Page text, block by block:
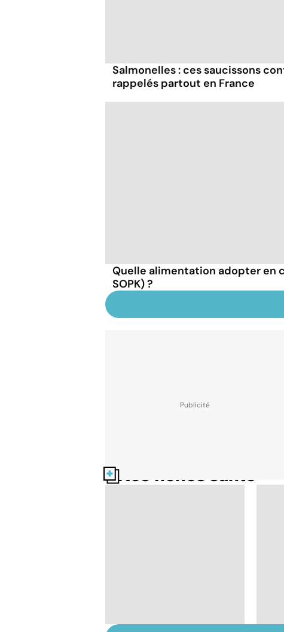
Salmonelles : ces saucissons
rappelés partout en France
Quelle alimentation adopter en
SOPK) ?
Nos fiches santé